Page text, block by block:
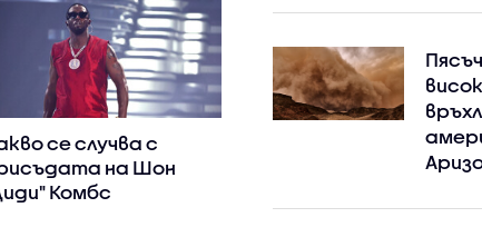
се случва с
на Шон
Комбс